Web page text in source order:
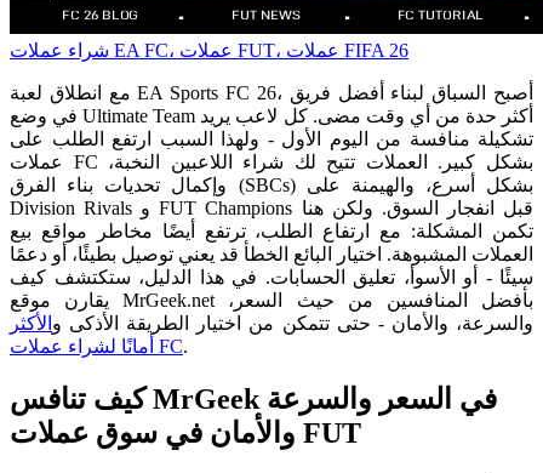
شراء عملات EA FC، عملات FUT، عملات FIFA 26
مع انطلاق لعبة EA Sports FC 26، أصبح السباق لبناء أفضل فريق
في وضع Ultimate Team أكثر حدة من أي وقت مضى. كل لاعب يريد
تشكيلة منافسة من اليوم الأول - ولهذا السبب ارتفع الطلب على
عملات FC بشكل كبير. العملات تتيح لك شراء اللاعبين النخبة،
وإكمال تحديات بناء الفرق (SBCs) بشكل أسرع، والهيمنة على
Division Rivals و FUT Champions قبل انفجار السوق. ولكن هنا
تكمن المشكلة: مع ارتفاع الطلب، ترتفع أيضًا مخاطر مواقع بيع
العملات المشبوهة. اختيار البائع الخطأ قد يعني توصيل بطيئًا، أو دعمًا
سيئًا - أو الأسوأ، تعليق الحسابات. في هذا الدليل، ستكتشف كيف
يقارن موقع MrGeek.net بأفضل المنافسين من حيث السعر،
والسرعة، والأمان - حتى تتمكن من اختيار الطريقة الأذكى و الأكثر
أمانًا لشراء عملات FC.
كيف تنافس MrGeek في السعر والسرعة
والأمان في سوق عملات FUT